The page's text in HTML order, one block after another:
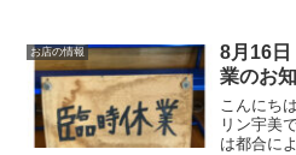
お店の情報
8月16日
業のお
こんにち
リン宇美
は都合に